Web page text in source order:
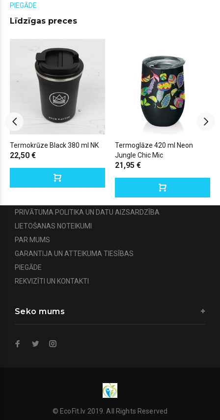
PIEGĀDE
Līdzīgas preces
Termokrūze Black 380 ml NK
22,50 €
Termoglāze 420 ml Neon
Jungle Chic Mic
21,95 €
PRIVĀTUMA POLITIKA UN DATU AIZSARDZĪBA
LIETOŠANAS NOTEIKUMI
PAR MUMS
GARANTIJA UN ATTEIKUMA TIESĪBAS
PIEGĀDE
REKVIZĪTI UN KONTAKTI
Seko mums
© EcoFit.lv 2019. All Rights Reserved